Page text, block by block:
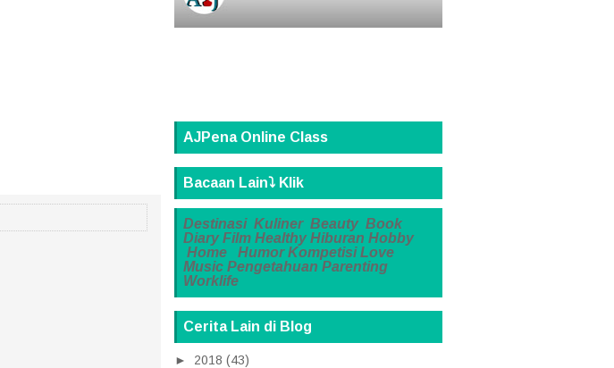
AJPena Online Class
Bacaan Lain⤵️ Klik
Destinasi Kuliner Beauty Book
Diary Film Healthy Hiburan Hobby
Home
Humor Kompetisi Love
Music Pengetahuan Parenting
Worklife
Cerita Lain di Blog
► 2018 (43)